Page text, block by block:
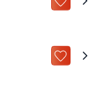
ZU „MEINE
ZU „MEINE